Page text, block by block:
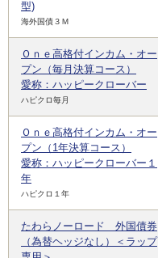
型)
海外国債３Ｍ
Ｏｎｅ高格付インカム・オー
プン（毎月決算コース）
愛称：ハッピークローバー
ハピクロ毎月
Ｏｎｅ高格付インカム・オー
プン（1年決算コース）
愛称：ハッピークローバー１
年
ハピクロ１年
たわらノーロード 外国債券
（為替ヘッジなし）＜ラップ